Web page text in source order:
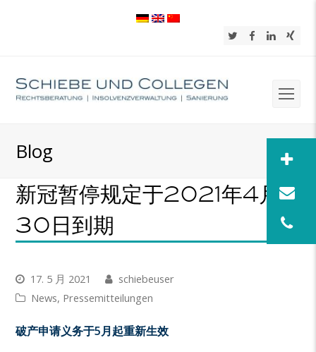
Twitter
Facebook
LinkedIn
Xing
Blog
新冠暂停规定于2021年4月
30日到期
17. 5 月 2021
schiebeuser
News, Pressemitteilungen
破产申请义务于5月起重新生效